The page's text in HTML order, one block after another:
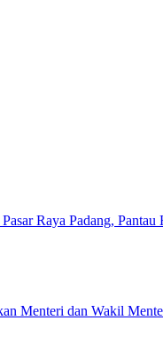
Raya Padang,
Menteri dan Wakil